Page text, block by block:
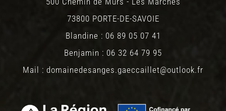
73800 PORTE-DE-SAVOIE
Blandine : 06 89 05 07 41
Benjamin : 06 32 64 79 95
Mail : domainedesanges.gaeccaillet@outlook.fr